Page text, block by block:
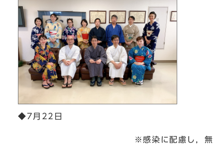
◆7月22日
※感染に配慮し，無